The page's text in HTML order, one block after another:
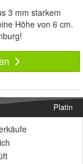
3 mm starkem
Höhe von 6 cm.
Platin